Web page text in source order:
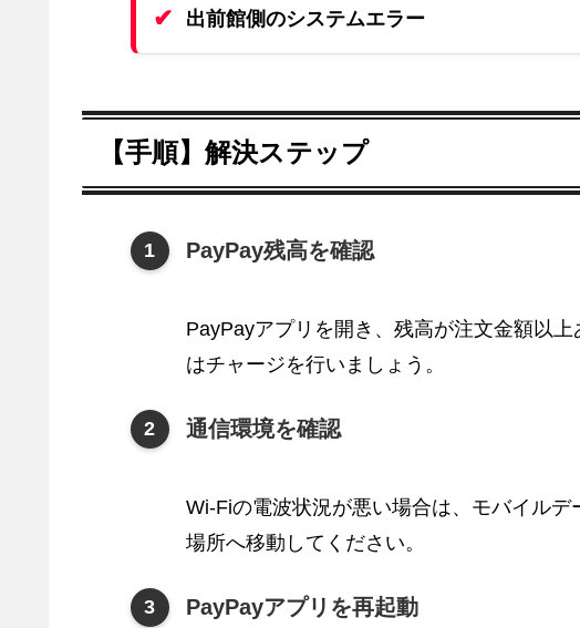
出前館側のシステムエラー
【手順】解決ステップ
PayPay残高を確認
PayPayアプリを開き、残高が注文金額以
はチャージを行いましょう。
通信環境を確認
Wi-Fiの電波状況が悪い場合は、モバイル
場所へ移動してください。
PayPayアプリを再起動